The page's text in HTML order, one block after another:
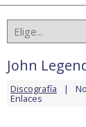
John
Discografía
Enlaces